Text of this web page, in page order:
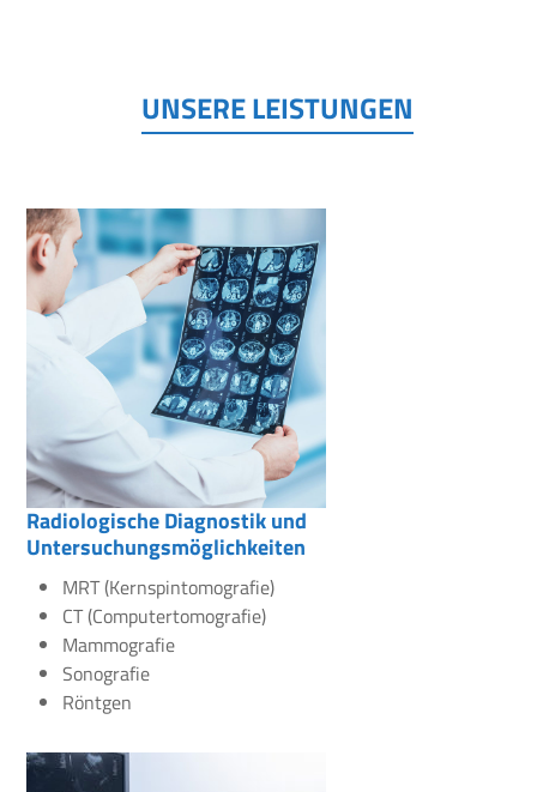
UNSERE LEISTUNGEN
Radiologische Diagnostik und
Untersuchungsmöglichkeiten
MRT (Kernspintomografie)
CT (Computertomografie)
Mammografie
Sonografie
Röntgen